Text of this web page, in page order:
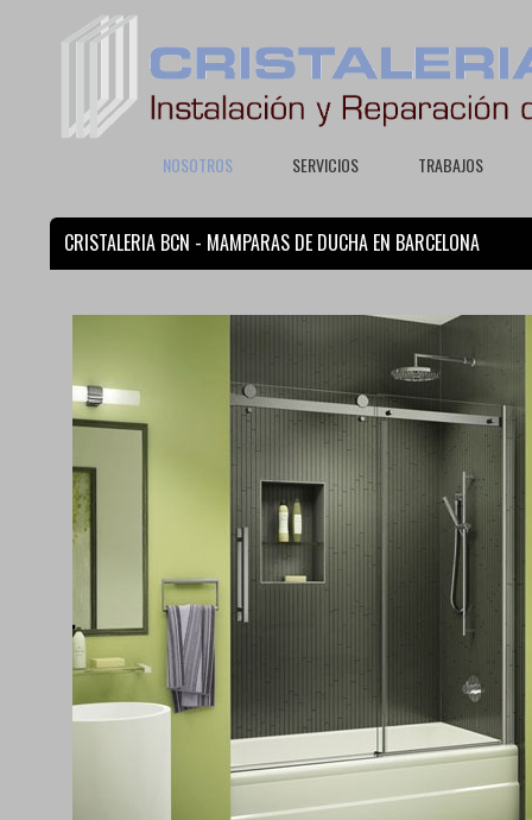
NOSOTROS SERVICIOS TRABAJOS
CRISTALERIA BCN - MAMPARAS DE DUCHA EN BARCELONA